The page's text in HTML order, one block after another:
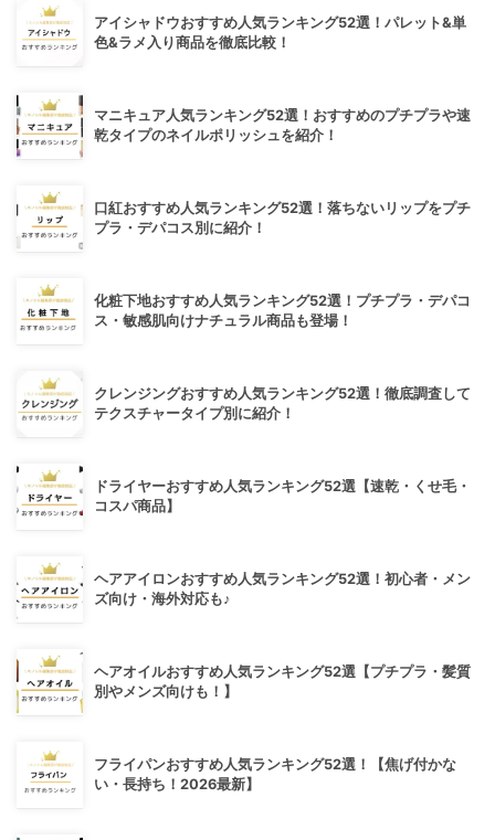
アイシャドウおすすめ人気ランキング52選！パレット&単
色&ラメ入り商品を徹底比較！
マニキュア人気ランキング52選！おすすめのプチプラや速
乾タイプのネイルポリッシュを紹介！
口紅おすすめ人気ランキング52選！落ちないリップをプチ
プラ・デパコス別に紹介！
化粧下地おすすめ人気ランキング52選！プチプラ・デパコ
ス・敏感肌向けナチュラル商品も登場！
クレンジングおすすめ人気ランキング52選！徹底調査して
テクスチャータイプ別に紹介！
ドライヤーおすすめ人気ランキング52選【速乾・くせ毛・
コスパ商品】
ヘアアイロンおすすめ人気ランキング52選！初心者・メン
ズ向け・海外対応も♪
ヘアオイルおすすめ人気ランキング52選【プチプラ・髪質
別やメンズ向けも！】
フライパンおすすめ人気ランキング52選！【焦げ付かな
い・長持ち！2026最新】